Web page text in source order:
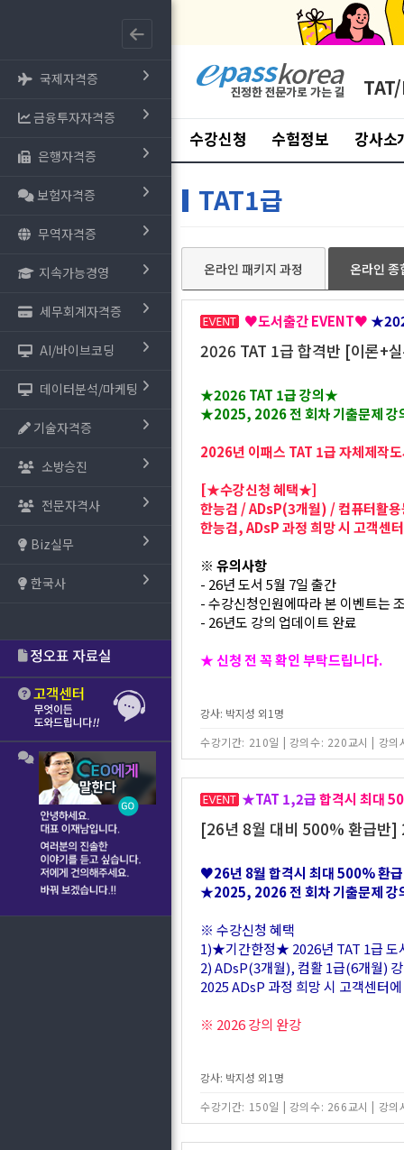
국제자격증
금융투자자격증
은행자격증
보험자격증
무역자격증
지속가능경영
세무회계자격증
AI/바이브코딩
데이터분석/마케팅
기술자격증
소방승진
전문자격사
Biz실무
한국사
수강신청 수험정보 강사소
TAT1급
온라인 패키지 과정 온라인 종
♥도서출간 EVENT♥
2026 TAT 1급 합격반 [이론+
★2026 TAT 1급 강의★
★2025, 2026 전 회차 기출문제
2026년 이패스 TAT 1급 자체제작
[★수강신청 혜택★]
한능검 / ADsP(3개월) / 컴퓨터활
한능검, ADsP 과정 희망 시 고객센
※ 유의사항
- 26년 도서 5월 7일 출간
- 수강신청인원에따라 본 이벤트는
- 26년도 강의 업데이트 완료
★ 신청 전 꼭 확인 부탁드립니다.
강사: 박지성 외1명
수강기간: 210일 | 강의수: 220교시 | 강의
★TAT 1,2급합격시 최대
[26년 8월 대비 500% 환급반
♥26년 8월 합격시 최대 500% 환
★2025, 2026 전 회차 기출문제
※ 수강신청 혜택
1)★기간한정★ 2026년 TAT 1급 도
2) ADsP(3개월), 컴활 1급(6개월)
2025 ADsP 과정 희망 시 고객센터
※ 2026 강의 완강
강사: 박지성 외1명
수강기간: 150일 | 강의수: 266교시 | 강의